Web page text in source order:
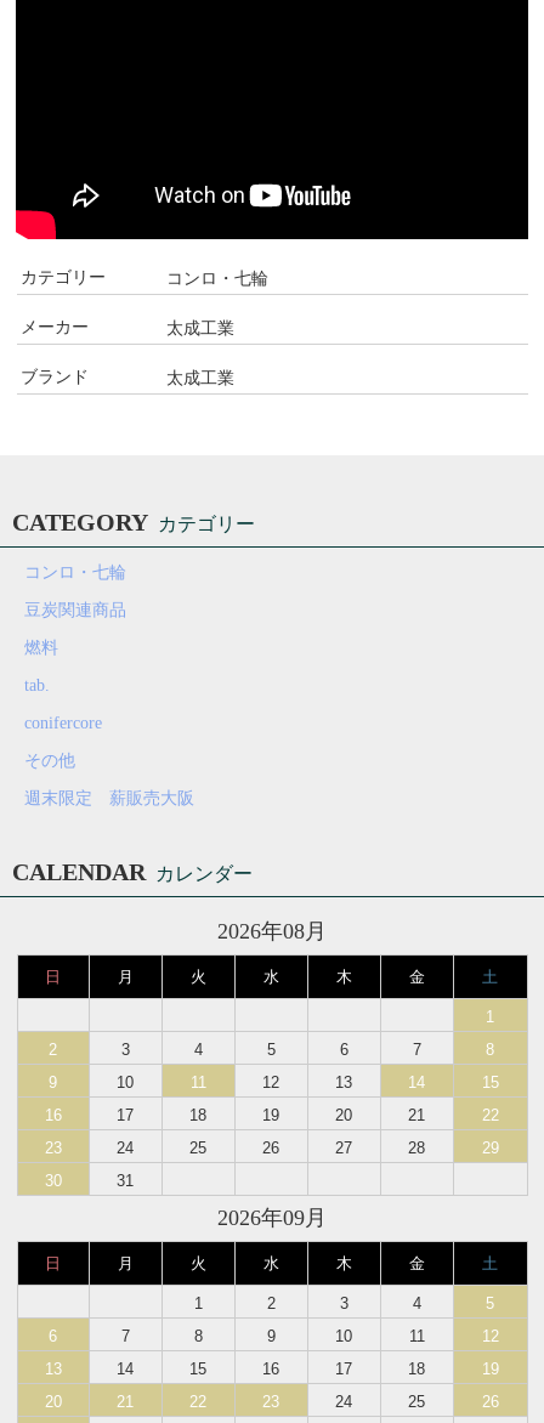
カテゴリー コンロ・七輪
メーカー 太成工業
ブランド 太成工業
CATEGORY カテゴリー
コンロ・七輪
豆炭関連商品
燃料
tab.
conifercore
その他
週末限定 薪販売大阪
CALENDAR カレンダー
2026年08月
日 月 火 水 木 金 土
1
2
3 4 5 6 7
8
9
10 11 12 13 14
15
16
17 18 19 20 21
22
23
24 25 26 27 28
29
30
31
2026年09月
日 月 火 水 木 金 土
1 2 3 4
5
6
7 8 9 10 11
12
13
14 15 16 17 18
19
20
21 22 23 24 25 26